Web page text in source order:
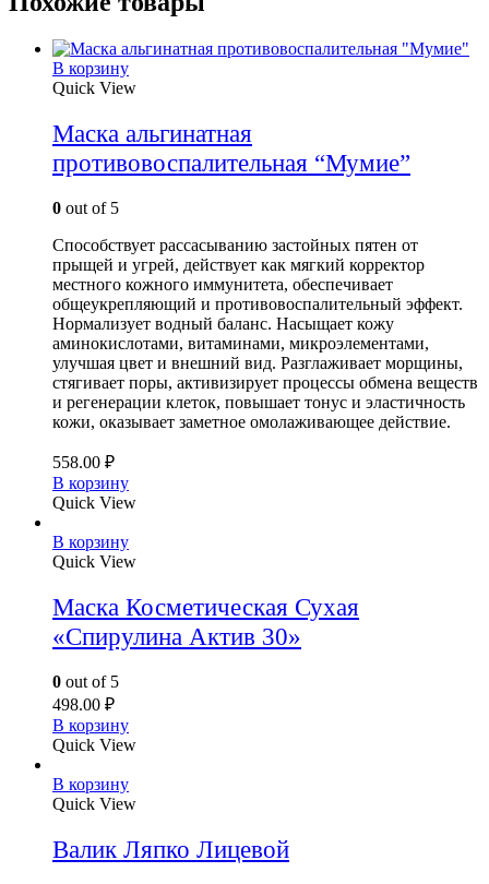
В корзину
Quick View
Маска альгинатная
противовоспалительная “Мумие”
0 out of 5
Способствует рассасыванию застойных пятен от
прыщей и угрей, действует как мягкий корректор
местного кожного иммунитета, обеспечивает
общеукрепляющий и противовоспалительный эффект.
Нормализует водный баланс. Насыщает кожу
аминокислотами, витаминами, микроэлементами,
улучшая цвет и внешний вид. Разглаживает морщины,
стягивает поры, активизирует процессы обмена веществ
и регенерации клеток, повышает тонус и эластичность
кожи, оказывает заметное омолаживающее действие.
558.00 ₽
В корзину
Quick View
В корзину
Quick View
Маска Косметическая Сухая
«Спирулина Актив 30»
0 out of 5
498.00 ₽
В корзину
Quick View
В корзину
Quick View
Валик Ляпко Лицевой